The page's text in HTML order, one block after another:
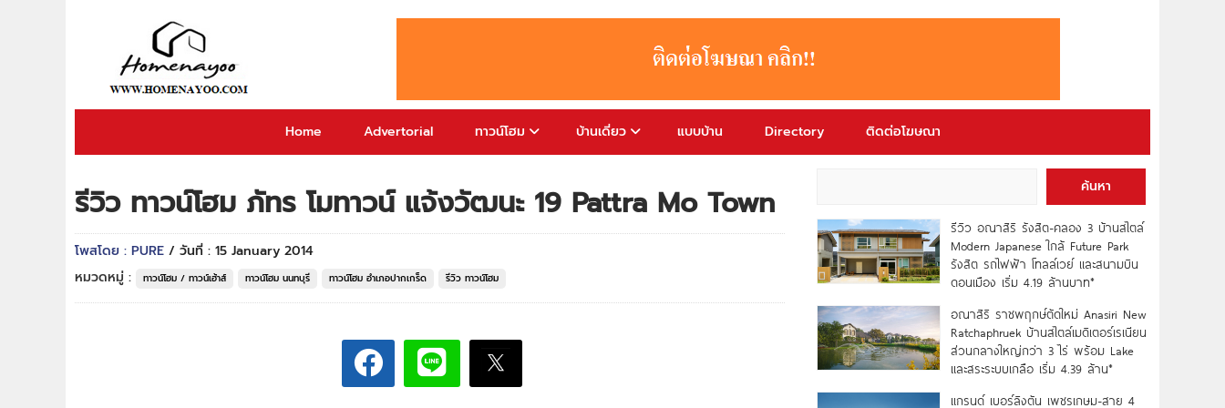
Home Advertorial ทาวน์โฮม บ้านเดี่ยว แบบบ้าน Directory ติดต่อโฆษณา
รีวิว ทาวน์โฮม ภัทร โมทาวน์ แจ้งวัฒนะ 19 Pattra Mo Town
โพสโดย : PURE / วันที่ : 15 January 2014
หมวดหมู่ :
ทาวน์โฮม / ทาวน์เฮ้าส์ ทาวน์โฮม นนทบุรี ทาวน์โฮม อำเภอปากเกร็ด รีวิว ทาวน์โฮม
ค้นหา
รีวิว อณาสิริ รังสิต-คลอง 3 บ้านสไตล์
Modern Japanese ใกล้ Future Park
รังสิต รถไฟฟ้า โทลล์เวย์ และสนามบิน
ดอนเมือง เริ่ม 4.19 ล้านบาท*
อณาสิริ ราชพฤกษ์ตัดใหม่ Anasiri New
Ratchaphruek บ้านสไตล์เมดิเตอร์เรเนียน
ส่วนกลางใหญ่กว่า 3 ไร่ พร้อม Lake
และสระระบบเกลือ เริ่ม 4.39 ล้าน*
แกรนด์ เบอร์ลิงตัน เพชรเกษม-สาย 4